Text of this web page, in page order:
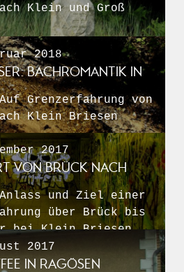
Klein und Groß
2018
BACHROMANTIK IN
Grenzerfahrung von
Klein Briesen
2017
VON BRÜCK NACH
und Ziel einer
über Brück bis
bei Klein Briesen
2017
IN RAGÖSEN